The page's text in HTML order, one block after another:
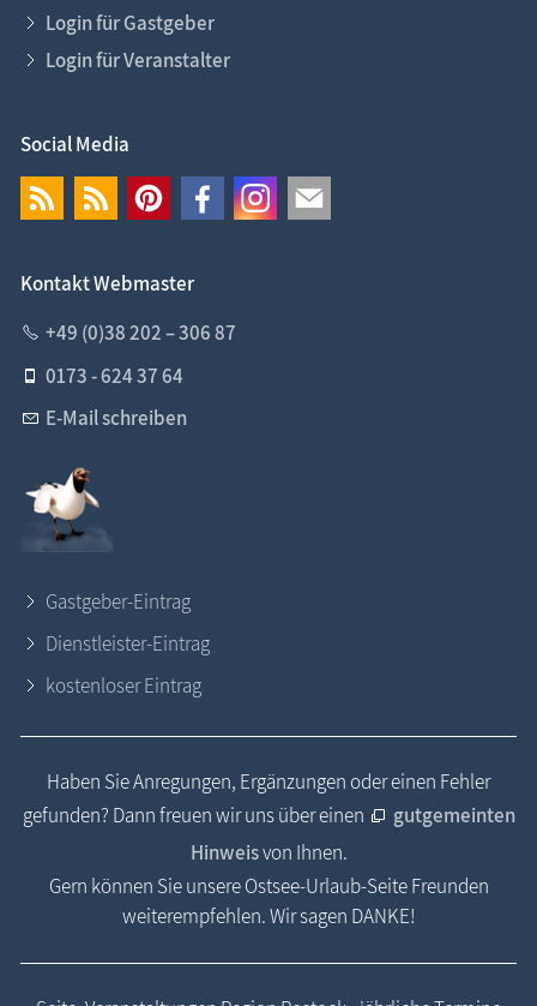
Login für Gastgeber
Login für Veranstalter
Social Media
Kontakt Webmaster
+49 (0)38 202 – 306 87
0173 - 624 37 64
E-Mail schreiben
Gastgeber-Eintrag
Dienstleister-Eintrag
kostenloser Eintrag
Haben Sie Anregungen, Ergänzungen oder einen Fehler
gefunden? Dann freuen wir uns über einen
gutgemeinten
Hinweisvon Ihnen.
Gern können Sie unsere Ostsee-Urlaub-Seite Freunden
weiterempfehlen. Wir sagen DANKE!